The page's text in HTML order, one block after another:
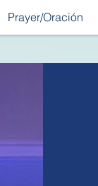
Prayer/Oración